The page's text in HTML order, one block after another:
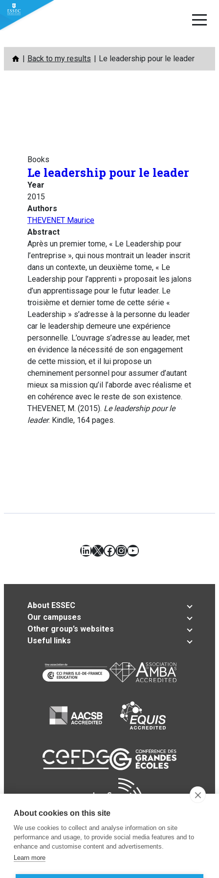
Skip
content
Back to my results Le leadership pour le leader
Books
Le leadership pour le leader
Year
2015
Authors
THEVENET Maurice
Abstract
Après un premier tome, « Le Leadership pour
l’entreprise », qui nous montrait un leader inscrit
dans un contexte, un deuxième tome, « Le
Leadership pour l’apprenti » proposait les jalons
d’un apprentissage pour le futur leader. Le
troisième et dernier tome de cette série «
Leadership » s’adresse à la personne du leader
car le leadership demeure une expérience
personnelle. L’ouvrage s’adresse au leader, met
en évidence la nécessité de son engagement
de cette mission, et il lui propose un
cheminement personnel pour assumer d’autant
mieux sa mission qu’il l’aborde avec réalisme et
en cohérence avec le reste de son existence.
THEVENET, M. (2015). Le leadership pour le
leader. Kindle, 164 pages.
LinkedIn
X Facebook
Instagram
YouTube
About ESSEC
Our campuses
Other group’s websites
Useful links
About cookies on this site
We use cookies to collect and analyse information on site
performance and usage, to provide social media features and to
enhance and customise content and advertisements.
Learn more